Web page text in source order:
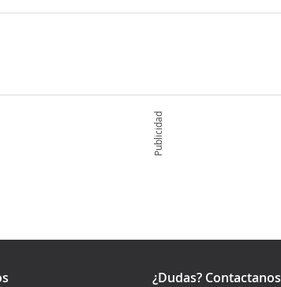
Publicidad
¿Dudas? Contactanos